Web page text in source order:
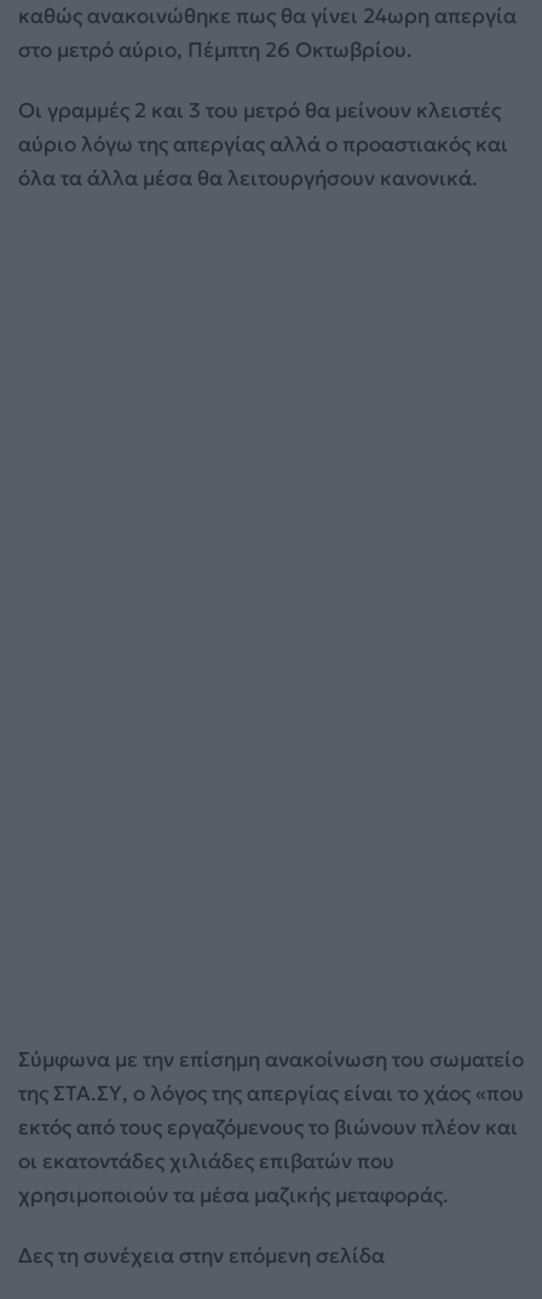
καθώς ανακοινώθηκε πως θα γίνει 24ωρη απεργία
στο μετρό αύριο, Πέμπτη 26 Οκτωβρίου.
Οι γραμμές 2 και 3 του μετρό θα μείνουν κλειστές
αύριο λόγω της απεργίας αλλά ο προαστιακός και
όλα τα άλλα μέσα θα λειτουργήσουν κανονικά.
Σύμφωνα με την επίσημη ανακοίνωση του σωματείο
της ΣΤΑ.ΣΥ, ο λόγος της απεργίας είναι το χάος «που
εκτός από τους εργαζόμενους το βιώνουν πλέον και
οι εκατοντάδες χιλιάδες επιβατών που
χρησιμοποιούν τα μέσα μαζικής μεταφοράς.
Δες τη συνέχεια στην επόμενη σελίδα